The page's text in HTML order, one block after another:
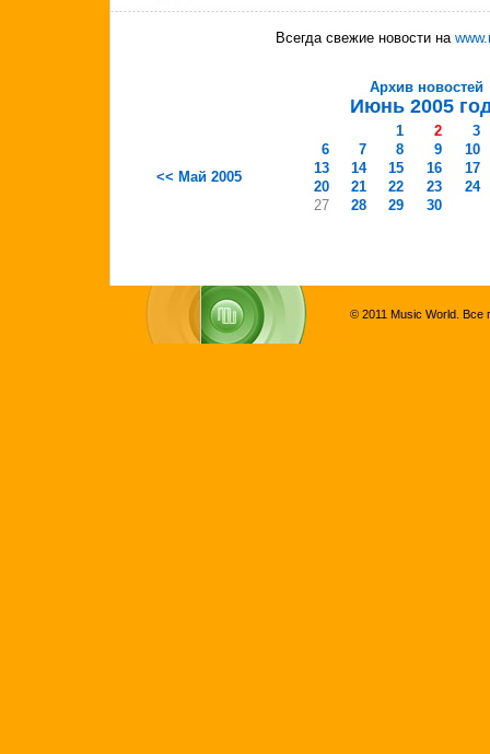
Всегда свежие новости на
Архив новостей
Июнь 2005
<< Май 2005
1 2
3
6
7 8 9
10
13
14 15 16
17
20
21 22 23
24
27
28 29 30
© 2011 Music World. Все